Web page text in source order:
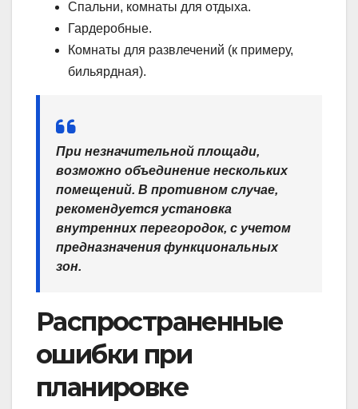
Спальни, комнаты для отдыха.
Гардеробные.
Комнаты для развлечений (к примеру,
бильярдная).
При незначительной площади,
возможно объединение нескольких
помещений. В противном случае,
рекомендуется установка
внутренних перегородок, с учетом
предназначения функциональных
зон.
Распространенные
ошибки при
планировке